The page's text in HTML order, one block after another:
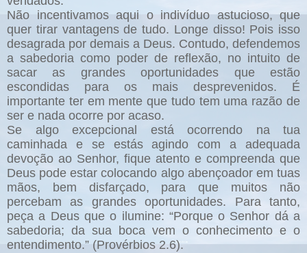
Não incentivamos aqui o indivíduo astucioso, que
quer tirar vantagens de tudo. Longe disso! Pois isso
desagrada por demais a Deus. Contudo, defendemos
a sabedoria como poder de reflexão, no intuito de
sacar as grandes oportunidades que estão
escondidas para os mais desprevenidos. É
importante ter em mente que tudo tem uma razão de
ser e nada ocorre por acaso.
Se algo excepcional está ocorrendo na tua
caminhada e se estás agindo com a adequada
devoção ao Senhor, fique atento e compreenda que
Deus pode estar colocando algo abençoador em tuas
mãos, bem disfarçado, para que muitos não
percebam as grandes oportunidades. Para tanto,
peça a Deus que o ilumine: “Porque o Senhor dá a
sabedoria; da sua boca vem o conhecimento e o
entendimento.” (Provérbios 2.6).